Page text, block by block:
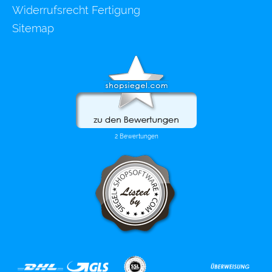
Widerrufsrecht Fertigung
Sitemap